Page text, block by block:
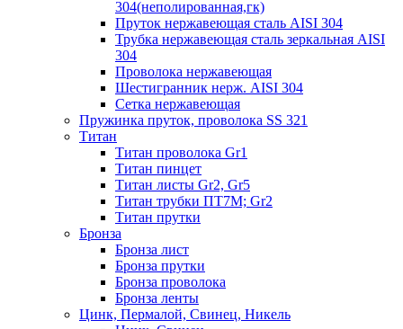
304(неполированная,гк)
Пруток нержавеющая сталь AISI 304
Трубка нержавеющая сталь зеркальная AISI
304
Проволока нержавеющая
Шестигранник нерж. AISI 304
Сетка нержавеющая
Пружинка пруток, проволока SS 321
Титан
Титан проволока Gr1
Титан пинцет
Титан листы Gr2, Gr5
Титан трубки ПТ7М; Gr2
Титан прутки
Бронза
Бронза лист
Бронза прутки
Бронза проволока
Бронза ленты
Цинк, Пермалой, Свинец, Никель